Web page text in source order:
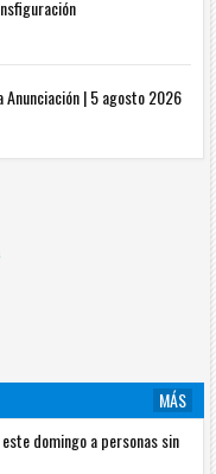
Anunciación | 5 agosto 2026
MÁS
domingo a personas sin